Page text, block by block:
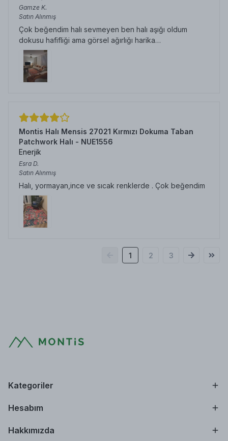
Gamze K.
Satın Alınmış
Çok beğendim halı sevmeyen ben halı aşığı oldum
dokusu hafifliği ama görsel ağırlığı harika…
Montis Halı Mensis 27021 Kırmızı Dokuma Taban
Patchwork Halı - NUE1556
Enerjik
Esra D.
Satın Alınmış
Halı, yormayan,ince ve sıcak renklerde . Çok beğendim
1 2 3
Kategoriler
Hesabım
Hakkımızda